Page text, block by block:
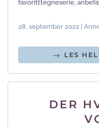
favoritttegneserie,
28. september 2022 |
LES
DER